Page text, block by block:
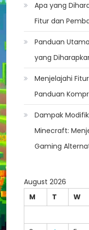
Apa yang
Fitur dan
Panduan
yang
Menjelajahi
Panduan
Dampak
Minecraft:
Gaming
August 2026
M
T W